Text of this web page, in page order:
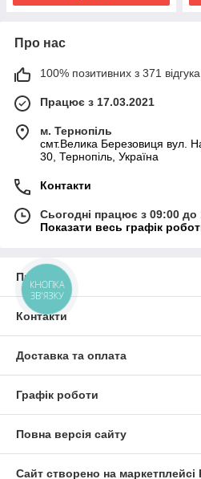
Про нас
100% позитивних з 371 відгука
Працює з 17.03.2021
м. Тернопіль
смт.Велика Березовиця вул.
30, Тернопіль, Україна
Контакти
Сьогодні працює з 09:00 до
Показати весь графік
Про нас
Контакти
Доставка та оплата
Графік роботи
Повна версія сайту
Сайт створено на маркетплейсі
КНОПКА
ЗВ'ЯЗКУ